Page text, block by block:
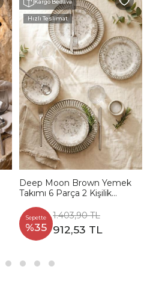
Kargo Bedava
Hızlı Teslimat
Deep Moon Brown Yemek
Takımı 6 Parça 2 Kişilik
Sepette
%35
1.403,90 TL
912,53 TL